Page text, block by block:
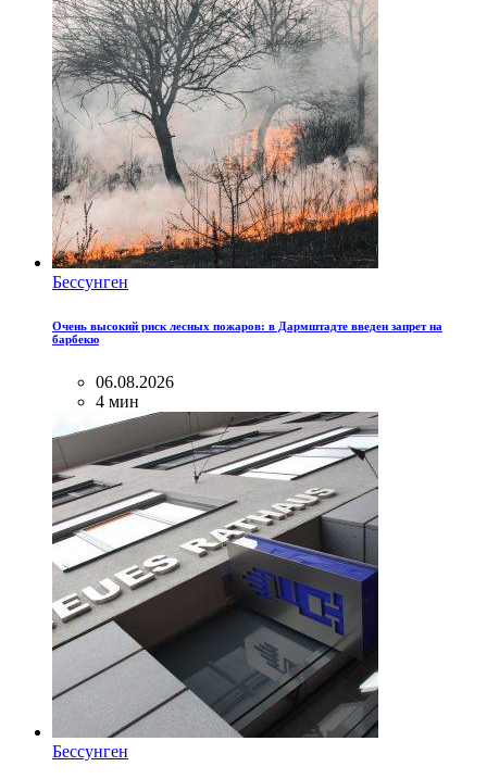
Бессунген
Очень высокий риск лесных пожаров: в Дармштадте введен запрет на
барбекю
06.08.2026
4 мин
Бессунген